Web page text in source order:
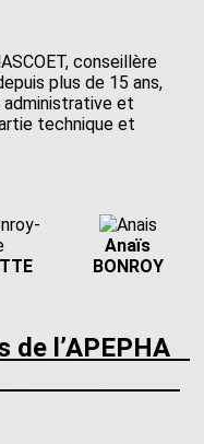
conseillère
plus de 15 ans,
administrative et
technique et
Anaïs
BONROY
de l’APEPHA